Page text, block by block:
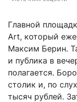
Главной
Art, который
Максим Берин.
и публика в
полагается.
столик и, по
тысяч рублей.